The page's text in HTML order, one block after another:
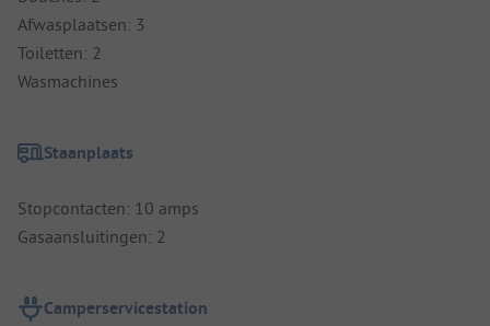
Afwasplaatsen: 3
Toiletten: 2
Wasmachines
Staanplaats
Stopcontacten: 10 amps
Gasaansluitingen: 2
Camperservicestation